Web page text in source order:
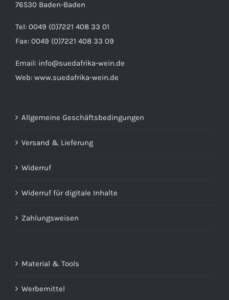
76530 Baden-Baden
Tel: 0049 (0)7221 408 33 01
Fax: 0049 (0)7221 408 33 09
Email: info@suedafrika-wein.de
Web: www.suedafrika-wein.de
Allgemeine Geschäftsbedingungen
Versand & Lieferung
Widerruf
Widerruf für digitale Inhalte
Zahlungsweisen
Material & Tools
Werbemittel